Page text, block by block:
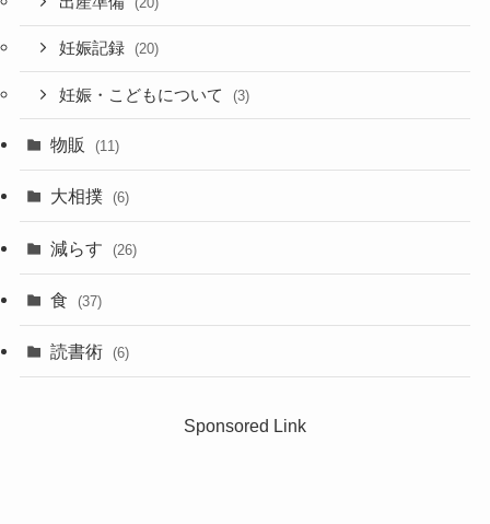
妊娠記録 (20)
妊娠・こどもについて (3)
物販 (11)
大相撲 (6)
減らす (26)
食 (37)
読書術 (6)
Sponsored Link